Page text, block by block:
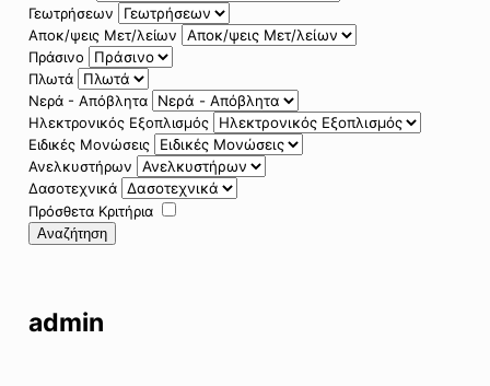
Γεωτρήσεων
Αποκ/ψεις Μετ/λείων
Πράσινο
Πλωτά
Νερά - Απόβλητα
Ηλεκτρονικός Εξοπλισμός
Ειδικές Μονώσεις
Ανελκυστήρων
Δασοτεχνικά
Πρόσθετα Κριτήρια
Αναζήτηση
admin